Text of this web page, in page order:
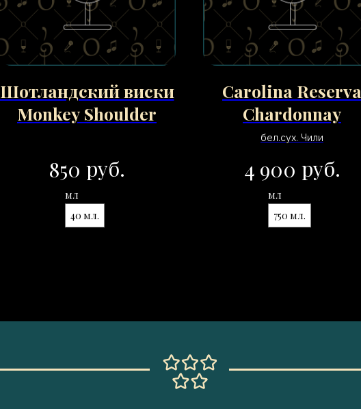
Шотландский виски
Monkey Shoulder
850 руб.
мл
40 мл.
Carolina Reserva
Chardonnay
бел.сух. Чили
4 900 руб.
мл
750 мл.